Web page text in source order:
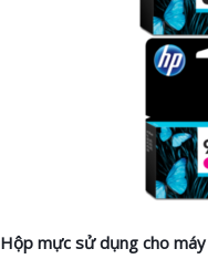
Hộp mực sử dụng cho